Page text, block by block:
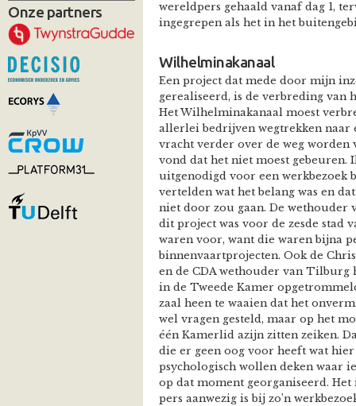
Onze partners
wereldpers gehaald vanaf dag 1,
ingegrepen als het in het
Wilhelminakanaal
Een project dat mede door mijn
gerealiseerd, is de verbreding
Het Wilhelminakanaal moest
allerlei bedrijven wegtrekken naar
vracht verder over de weg worden
vond dat het niet moest gebeuren.
uitgenodigd voor een werkbezoek
vertelden wat het belang was en
niet door zou gaan. De wethouder
dit project was voor de zesde stad
waren voor, want die waren bijna
binnenvaartprojecten. Ook de
en de CDA wethouder van Tilburg
in de Tweede Kamer
zaal heen te waaien dat het
wel vragen gesteld, maar op het
één Kamerlid azijn zitten zeiken.
die er geen oog voor heeft wat
psychologisch wollen deken waar
op dat moment georganiseerd.
pers aanwezig is bij zo’n